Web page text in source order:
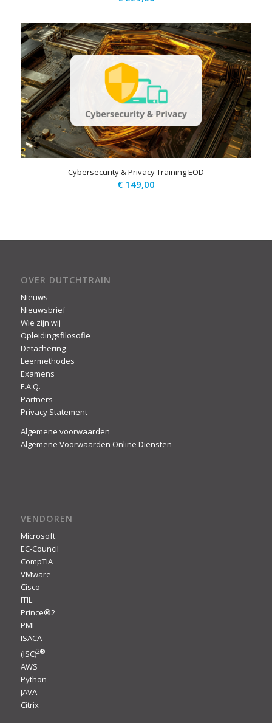
Cybersecurity & Privacy Training EOD
€149,00
OVER DUTCHTRAIN
Nieuws
Nieuwsbrief
Wie zijn wij
Opleidingsfilosofie
Detachering
Leermethodes
Examens
F.A.Q.
Partners
Privacy Statement
Algemene voorwaarden
Algemene Voorwaarden Online Diensten
VENDOREN
Microsoft
EC-Council
CompTIA
VMware
Cisco
ITIL
Prince®2
PMI
ISACA
(ISC)2®
AWS
Python
JAVA
Citrix